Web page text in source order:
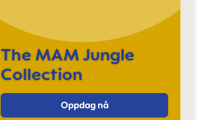
The MAM Jungle
Collection
Oppdag nå